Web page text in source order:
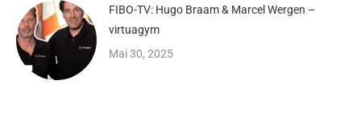
FIBO-TV: Hugo Braam & Marcel Wergen –
virtuagym
Mai 30, 2025